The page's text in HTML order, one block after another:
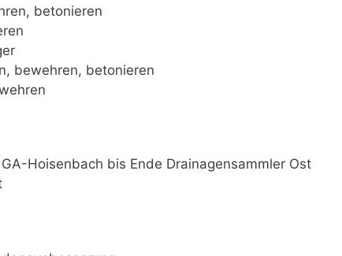
betonieren
bewehren, betonieren
Hoisenbach bis Ende Drainagensammler Ost